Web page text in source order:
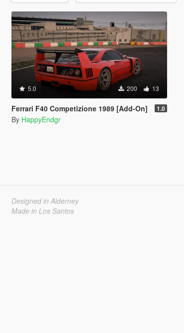
5.0 200 13
Ferrari F40 Competizione 1989 [Add-On] 1.0
By HappyEndgr
Designed in Alderney
Made in Los Santos